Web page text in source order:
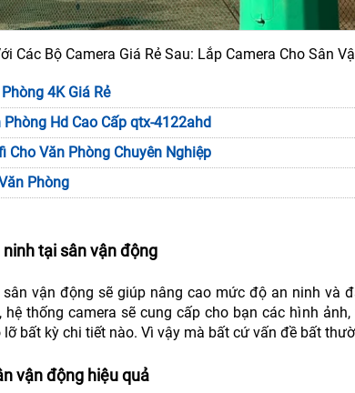
Các Bộ Camera Giá Rẻ Sau: Lắp Camera Cho Sân
4K Giá Rẻ
Hd Cao Cấp qtx-4122ahd
Cho Văn Phòng Chuyên Nghiệp
Phòng
tại sân vận động
vận động sẽ giúp nâng cao mức độ an ninh và
thống camera sẽ cung cấp cho bạn các hình
bất kỳ chi tiết nào. Vì vậy mà bất cứ vấn đề bất
vận động hiệu quả